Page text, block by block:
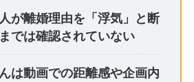
が離婚理由を「浮気」と断
では確認されていない
は動画での距離感や企画内